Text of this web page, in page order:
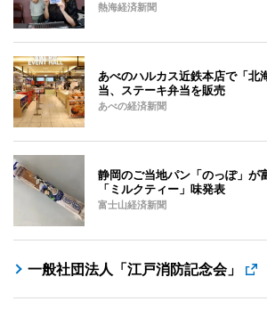
熱海経済新聞
あべのハルカス近鉄本店で「北
当、ステーキ弁当を販売
あべの経済新聞
静岡のご当地パン「のっぽ」が
「ミルクティー」味発表
富士山経済新聞
一般社団法人「江戸消防記念会」